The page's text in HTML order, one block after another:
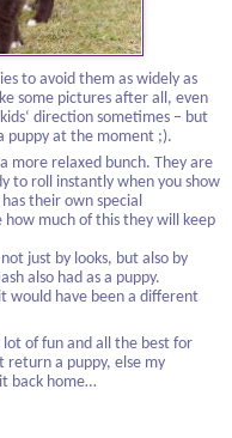
to avoid them as widely as
some pictures after all, even
direction sometimes – but
puppy at the moment ;).
more relaxed bunch. They are
to roll instantly when you show
their own special
how much of this they will keep
just by looks, but also by
also had as a puppy.
would have been a different
lot of fun and all the best for
return a puppy, else my
back home…